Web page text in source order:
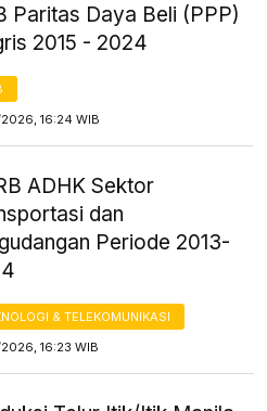
Paritas Daya Beli (PPP)
2015 - 2024
16:24 WIB
ADHK Sektor
dan
Periode 2013-
& TELEKOMUNIKASI
16:23 WIB